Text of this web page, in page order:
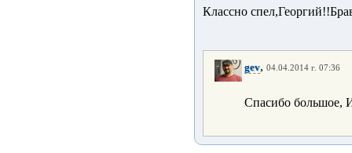
Классно
gev, 04.04.2014 г. 07:36
Спасибо большое,